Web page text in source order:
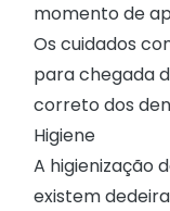
momento de
Os cuidados
para chegada
correto dos
Higiene
A higienização
existem